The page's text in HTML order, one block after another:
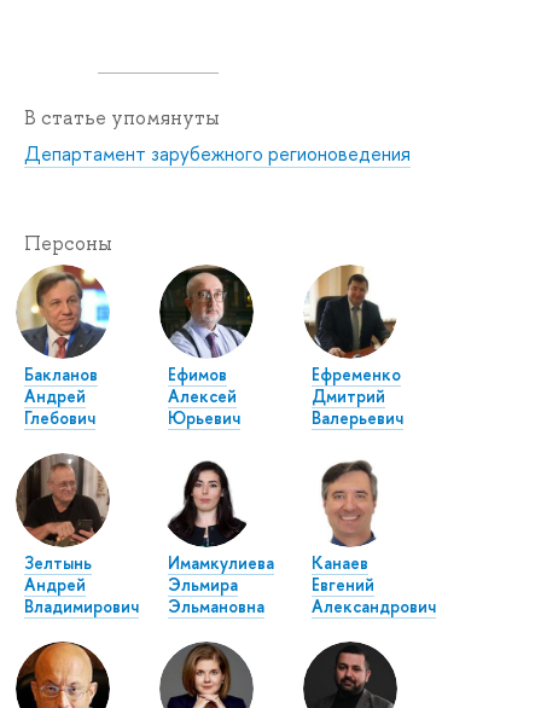
В статье упомянуты
Департамент зарубежного регионоведения
Персоны
Бакланов
Андрей
Глебович
Ефимов
Алексей
Юрьевич
Ефременко
Дмитрий
Валерьевич
Зелтынь
Андрей
Владимирович
Имамкулиева
Эльмира
Эльмановна
Канаев
Евгений
Александрович